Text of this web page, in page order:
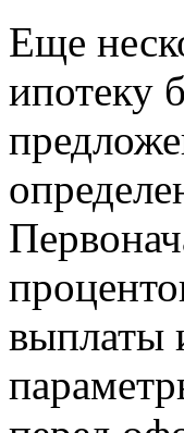
Еще
ипотеку
выплаты